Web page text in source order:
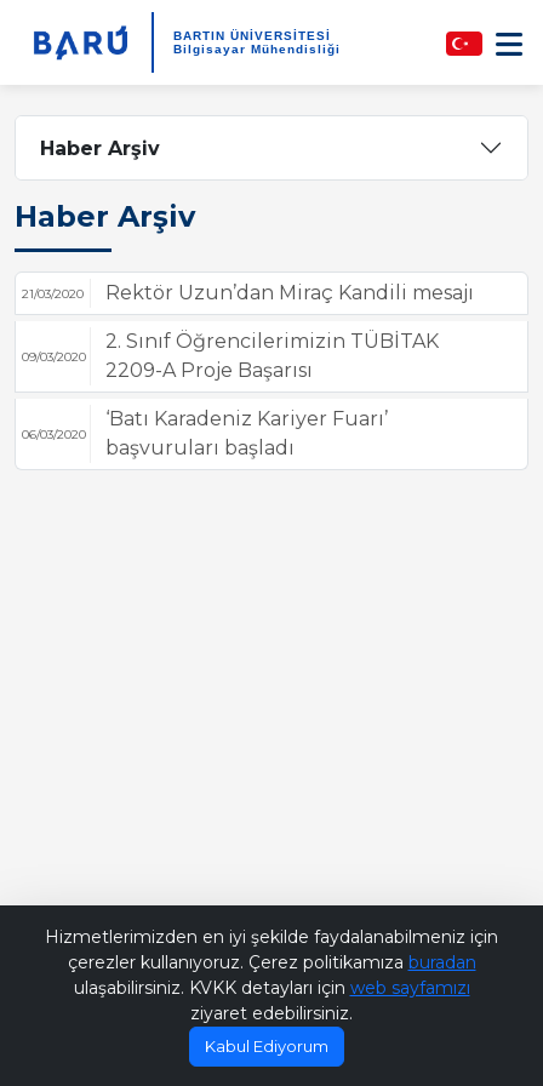
BARTIN ÜNİVERSİTESİ
Bilgisayar Mühendisliği
Haber Arşiv
Haber Arşiv
21/03/2020 Rektör Uzun’dan Miraç Kandili mesajı
09/03/2020
2. Sınıf Öğrencilerimizin TÜBİTAK
2209-A Proje Başarısı
06/03/2020
‘Batı Karadeniz Kariyer Fuarı’
başvuruları başladı
Hizmetlerimizden en iyi şekilde faydalanabilmeniz için
çerezler kullanıyoruz. Çerez politikamıza buradan
ulaşabilirsiniz. KVKK detayları için web sayfamızı
ziyaret edebilirsiniz.
Kabul Ediyorum
Bana Soru Sor | Ask Me